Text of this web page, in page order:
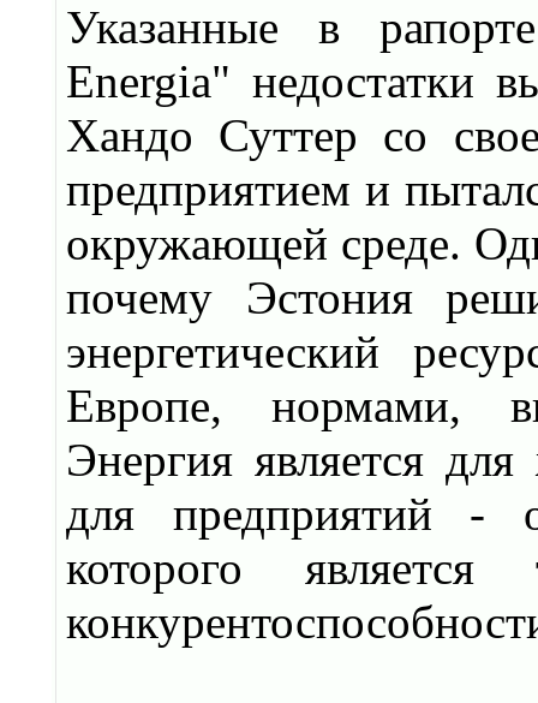
Указанные в
Energia" недостатки
Хандо Суттер со
предприятием и
окружающей среде.
почему Эстония
энергетический
Европе, нормами,
Энергия является
для предприятий -
которого